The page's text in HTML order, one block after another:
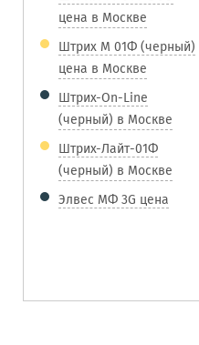
цена в Москве
Штрих М 01Ф (черный)
цена в Москве
Штрих-On-Line
(черный) в Москве
Штрих-Лайт-01Ф
(черный) в Москве
Элвес МФ 3G цена